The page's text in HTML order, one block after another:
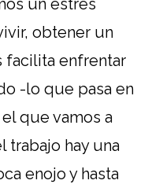
obtener un
facilita enfrentar
-lo que pasa en
que vamos a
trabajo hay una
enojo y hasta